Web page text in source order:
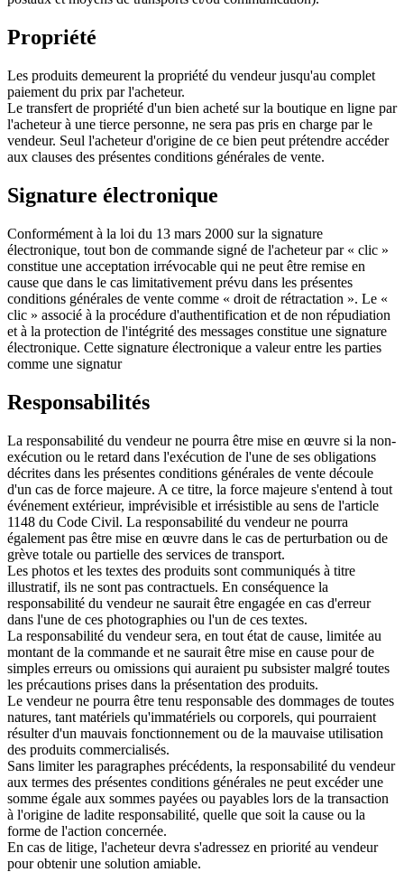
Propriété
Les produits demeurent la propriété du vendeur jusqu'au complet
paiement du prix par l'acheteur.
Le transfert de propriété d'un bien acheté sur la boutique en ligne par
l'acheteur à une tierce personne, ne sera pas pris en charge par le
vendeur. Seul l'acheteur d'origine de ce bien peut prétendre accéder
aux clauses des présentes conditions générales de vente.
Signature électronique
Conformément à la loi du 13 mars 2000 sur la signature
électronique, tout bon de commande signé de l'acheteur par « clic »
constitue une acceptation irrévocable qui ne peut être remise en
cause que dans le cas limitativement prévu dans les présentes
conditions générales de vente comme « droit de rétractation ». Le «
clic » associé à la procédure d'authentification et de non répudiation
et à la protection de l'intégrité des messages constitue une signature
électronique. Cette signature électronique a valeur entre les parties
comme une signatur
Responsabilités
La responsabilité du vendeur ne pourra être mise en œuvre si la non-
exécution ou le retard dans l'exécution de l'une de ses obligations
décrites dans les présentes conditions générales de vente découle
d'un cas de force majeure. A ce titre, la force majeure s'entend à tout
événement extérieur, imprévisible et irrésistible au sens de l'article
1148 du Code Civil. La responsabilité du vendeur ne pourra
également pas être mise en œuvre dans le cas de perturbation ou de
grève totale ou partielle des services de transport.
Les photos et les textes des produits sont communiqués à titre
illustratif, ils ne sont pas contractuels. En conséquence la
responsabilité du vendeur ne saurait être engagée en cas d'erreur
dans l'une de ces photographies ou l'un de ces textes.
La responsabilité du vendeur sera, en tout état de cause, limitée au
montant de la commande et ne saurait être mise en cause pour de
simples erreurs ou omissions qui auraient pu subsister malgré toutes
les précautions prises dans la présentation des produits.
Le vendeur ne pourra être tenu responsable des dommages de toutes
natures, tant matériels qu'immatériels ou corporels, qui pourraient
résulter d'un mauvais fonctionnement ou de la mauvaise utilisation
des produits commercialisés.
Sans limiter les paragraphes précédents, la responsabilité du vendeur
aux termes des présentes conditions générales ne peut excéder une
somme égale aux sommes payées ou payables lors de la transaction
à l'origine de ladite responsabilité, quelle que soit la cause ou la
forme de l'action concernée.
En cas de litige, l'acheteur devra s'adressez en priorité au vendeur
pour obtenir une solution amiable.